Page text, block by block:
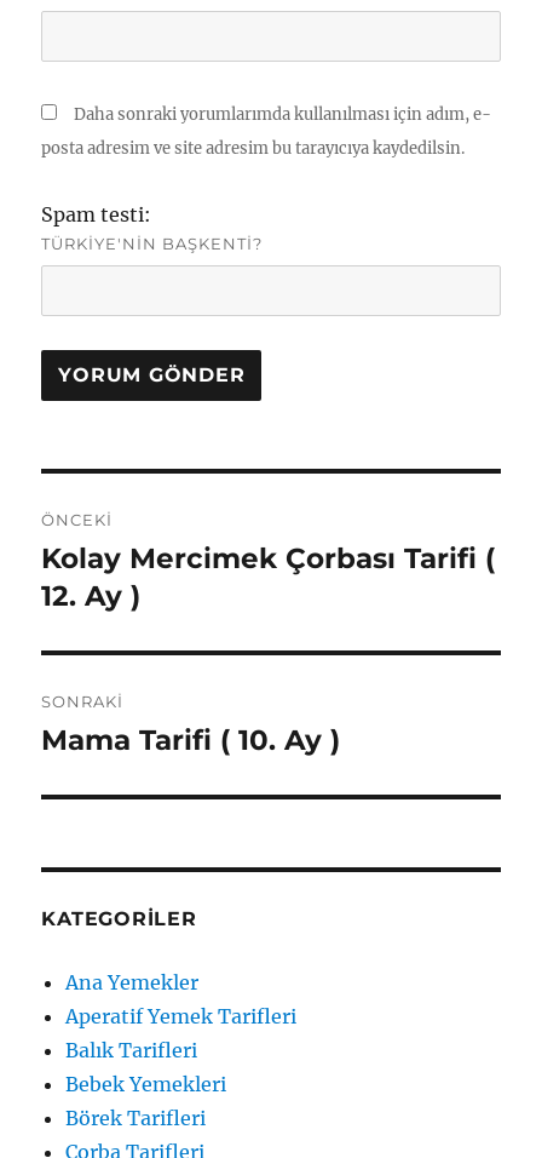
Daha sonraki yorumlarımda kullanılması için adım, e-
posta adresim ve site adresim bu tarayıcıya kaydedilsin.
Spam testi:
TÜRKIYE'NIN BAŞKENTI?
gezinmesi
ÖNCEKI
Önceki
yazı:
Kolay Mercimek Çorbası Tarifi (
12. Ay )
SONRAKI
Sonraki
Mama Tarifi ( 10. Ay )
KATEGORILER
Ana Yemekler
Aperatif Yemek Tarifleri
Balık Tarifleri
Bebek Yemekleri
Börek Tarifleri
Çorba Tarifleri